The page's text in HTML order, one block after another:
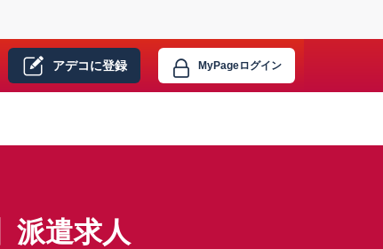
アデコに登録 MyPageログイン
派遣求人